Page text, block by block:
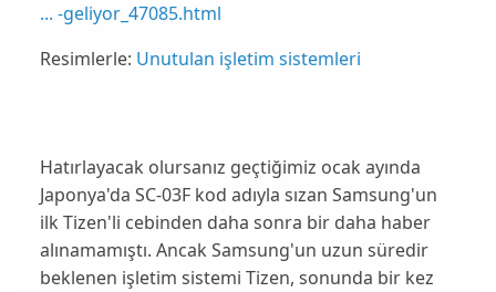
... -geliyor_47085.html
Resimlerle: Unutulan işletim sistemleri
Hatırlayacak olursanız geçtiğimiz ocak ayında
Japonya'da SC-03Fkod adıyla sızan Samsung'un
ilk Tizen'li cebinden daha sonra bir daha haber
alınamamıştı. Ancak Samsung'un uzun süredir
beklenen işletim sistemi Tizen, sonunda bir kez